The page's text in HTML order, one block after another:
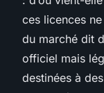
ces licences
du marché dit
officiel mais
destinées à